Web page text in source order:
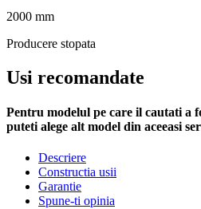
2000 mm
Producere stopata
Usi recomandate
Pentru modelul pe care il cautati a
puteti alege alt model din aceeasi
Descriere
Constructia usii
Garantie
Spune-ti opinia